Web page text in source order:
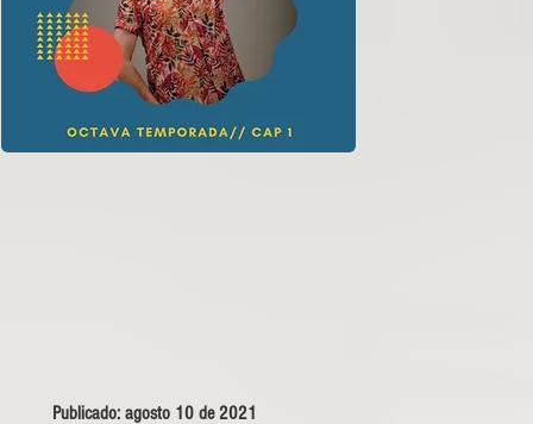
Publicado: agosto 10 de 2021